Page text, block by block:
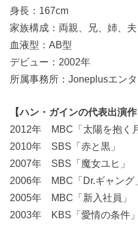
身長：167cm
家族構成：両親、兄、姉、夫
血液型：AB型
デビュー：2002年
所属事務所：Joneplusエン
【ハン・ガインの代表出演作
2012年 MBC「太陽を抱く
2010年 SBS「赤と黒」
2007年 SBS「魔女ユヒ」
2006年 MBC「Dr.ギャング
2005年 MBC「新入社員」
2003年 KBS「愛情の条件」